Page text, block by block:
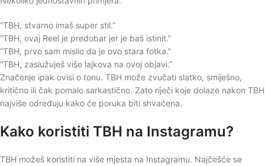
“TBH, stvarno imaš super stil.”
“TBH, ovaj Reel je predobar jer je baš istinit.”
“TBH, prvo sam mislio da je ovo stara fotka.”
“TBH, zaslužuješ više lajkova na ovoj objavi.”
Značenje ipak ovisi o tonu. TBH može zvučati slatko, smiješno,
kritično ili čak pomalo sarkastično. Zato riječi koje dolaze nakon TBH
najviše određuju kako će poruka biti shvaćena.
Kako koristiti TBH na Instagramu?
TBH možeš koristiti na više mjesta na Instagramu. Najčešće se